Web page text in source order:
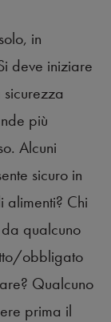
in
deve iniziare
più
Alcuni
sicuro in
Chi
qualcuno
obbligato
Qualcuno
prima il